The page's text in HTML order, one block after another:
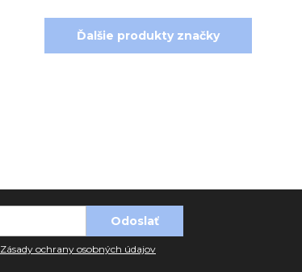
Ďalšie produkty značky
Zásady ochrany osobných údajov